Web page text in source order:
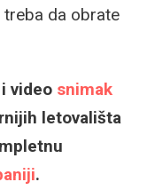
treba da obrate
video snimak
letovališta
.